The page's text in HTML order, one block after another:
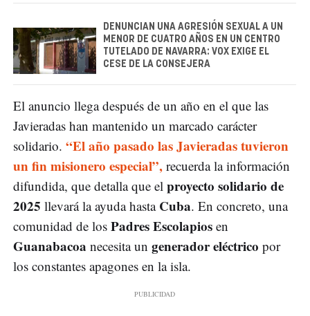
DENUNCIAN UNA AGRESIÓN SEXUAL A UN
MENOR DE CUATRO AÑOS EN UN CENTRO
TUTELADO DE NAVARRA: VOX EXIGE EL
CESE DE LA CONSEJERA
El anuncio llega después de un año en el que las
Javieradas han mantenido un marcado carácter
solidario. “El año pasado las Javieradas tuvieron
un fin misionero especial”, recuerda la información
difundida, que detalla que el proyecto solidario de
2025 llevará la ayuda hasta Cuba. En concreto, una
comunidad de los Padres Escolapios en
Guanabacoa necesita un generador eléctrico por
los constantes apagones en la isla.